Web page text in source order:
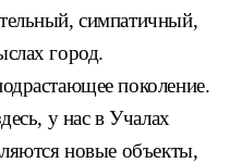
симпатичный,
город.
поколение.
у нас в Учалах
новые объекты,